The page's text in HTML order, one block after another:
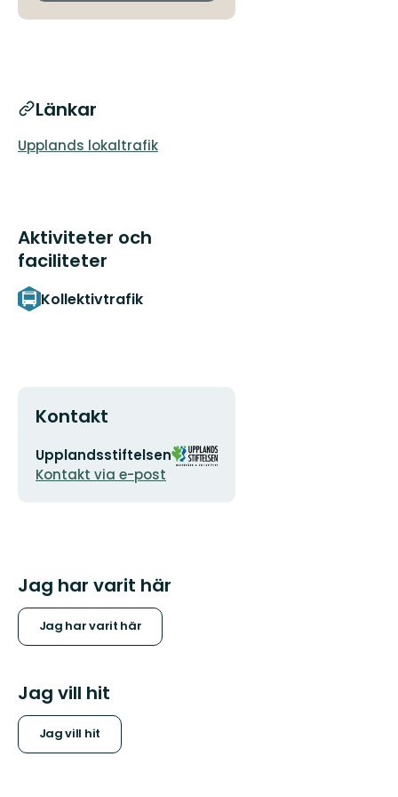
Länkar
Upplands lokaltrafik
Aktiviteter och
faciliteter
Kollektivtrafik
Kontakt
E-
postadress
Upplandsstiftelsen
Kontakt via e-post
Organisationens
logotyp
Jag har varit här
Jag har varit här
Jag vill hit
Jag vill hit